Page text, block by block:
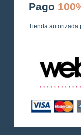
Pago
Tienda autorizada